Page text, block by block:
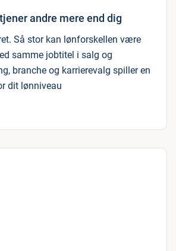
andre mere end dig
Så stor kan lønforskellen være
samme jobtitel i salg og
branche og karrierevalg spiller en
dit lønniveau